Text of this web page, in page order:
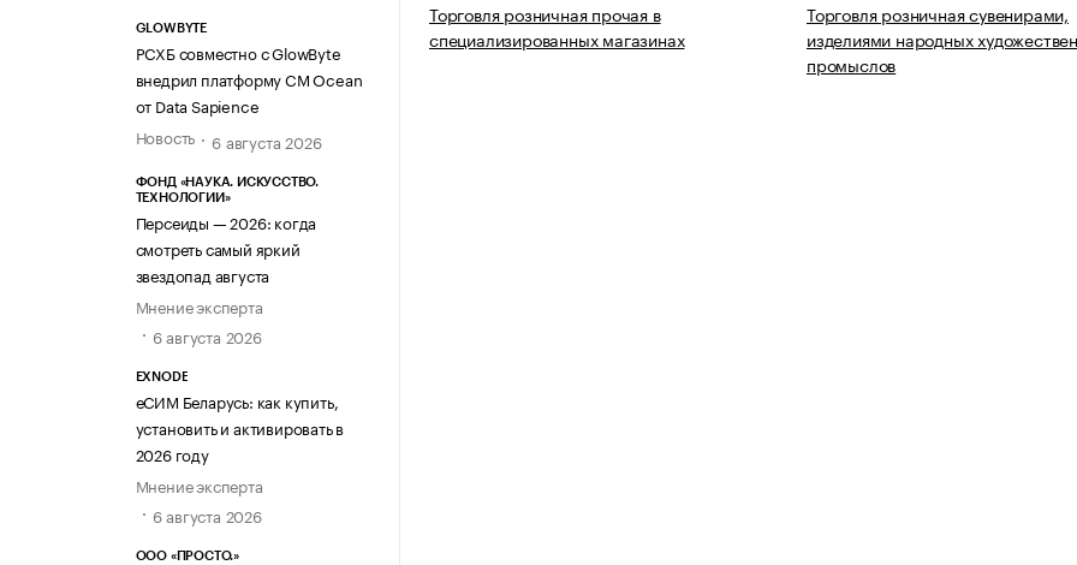
GLOWBYTE
РСХБ совместно с GlowByte
внедрил платформу CM Ocean
от Data Sapience
Новость
6 августа 2026
ФОНД «НАУКА. ИСКУССТВО.
ТЕХНОЛОГИИ»
Персеиды — 2026: когда
смотреть самый яркий
звездопад августа
Мнение эксперта
6 августа 2026
EXNODE
еСИМ Беларусь: как купить,
установить и активировать в
2026 году
Мнение эксперта
6 августа 2026
ООО «ПРОСТО.»
Торговля розничная прочая в
специализированных магазинах
Торговля розничная сувенирами,
изделиями народных
промыслов